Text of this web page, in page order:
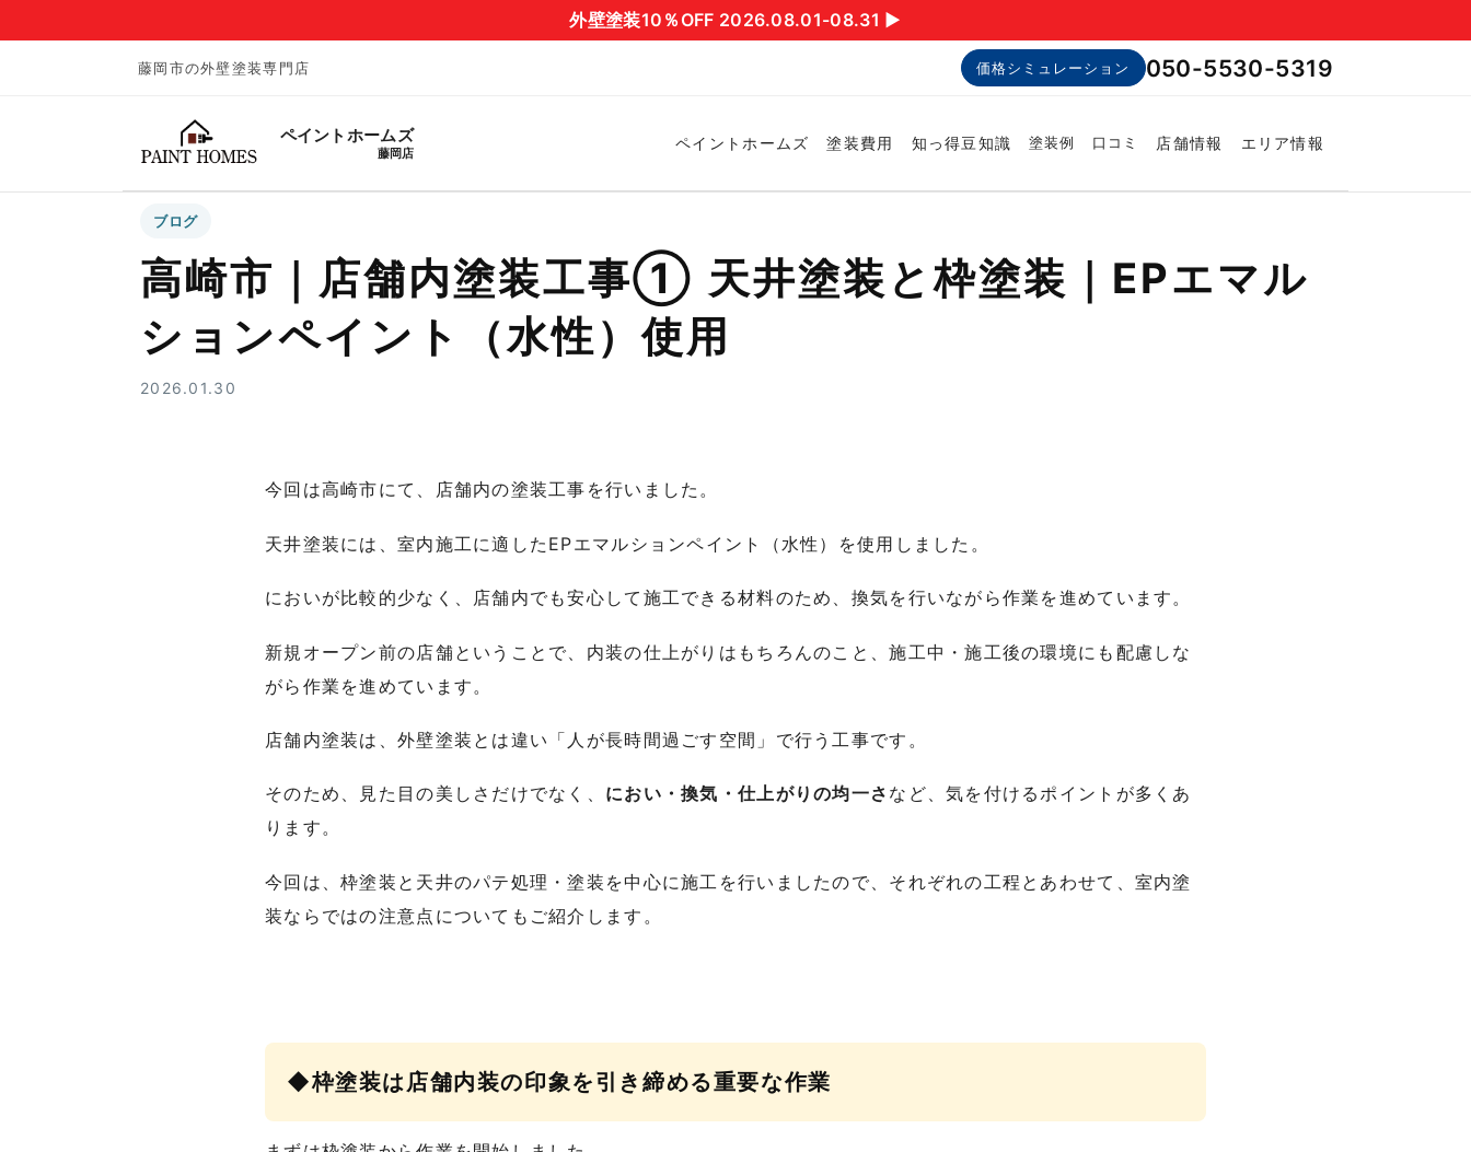
外壁塗装10％OFF 2026.08.01-08.31 ▶︎
藤岡市の外壁塗装専門店 価格シミュレーション 050-5530-5319
ペイントホームズ
藤岡店
ペイントホームズ 塗装費用 知っ得豆知識 塗装例 口コミ 店舗情報 エリア情報
ブログ
高崎市｜店舗内塗装工事① 天井塗装と枠塗装｜EPエマル
ションペイント（水性）使用
2026.01.30
今回は高崎市にて、店舗内の塗装工事を行いました。
天井塗装には、室内施工に適したEPエマルションペイント（水性）を使用しました。
においが比較的少なく、店舗内でも安心して施工できる材料のため、換気を行いながら作業を進めています。
新規オープン前の店舗ということで、内装の仕上がりはもちろんのこと、施工中・施工後の環境にも配慮しな
がら作業を進めています。
店舗内塗装は、外壁塗装とは違い「人が長時間過ごす空間」で行う工事です。
そのため、見た目の美しさだけでなく、 におい・換気・仕上がりの均一さ など、気を付けるポイントが多くあ
ります。
今回は、枠塗装と天井のパテ処理・塗装を中心に施工を行いましたので、それぞれの工程とあわせて、室内塗
装ならではの注意点についてもご紹介します。
◆枠塗装は店舗内装の印象を引き締める重要な作業